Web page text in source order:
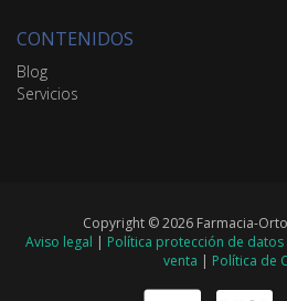
CONTENIDOS
Blog
Servicios
Copyright © 2026 Farmacia-
Aviso legal | Política protección de
venta | Política de